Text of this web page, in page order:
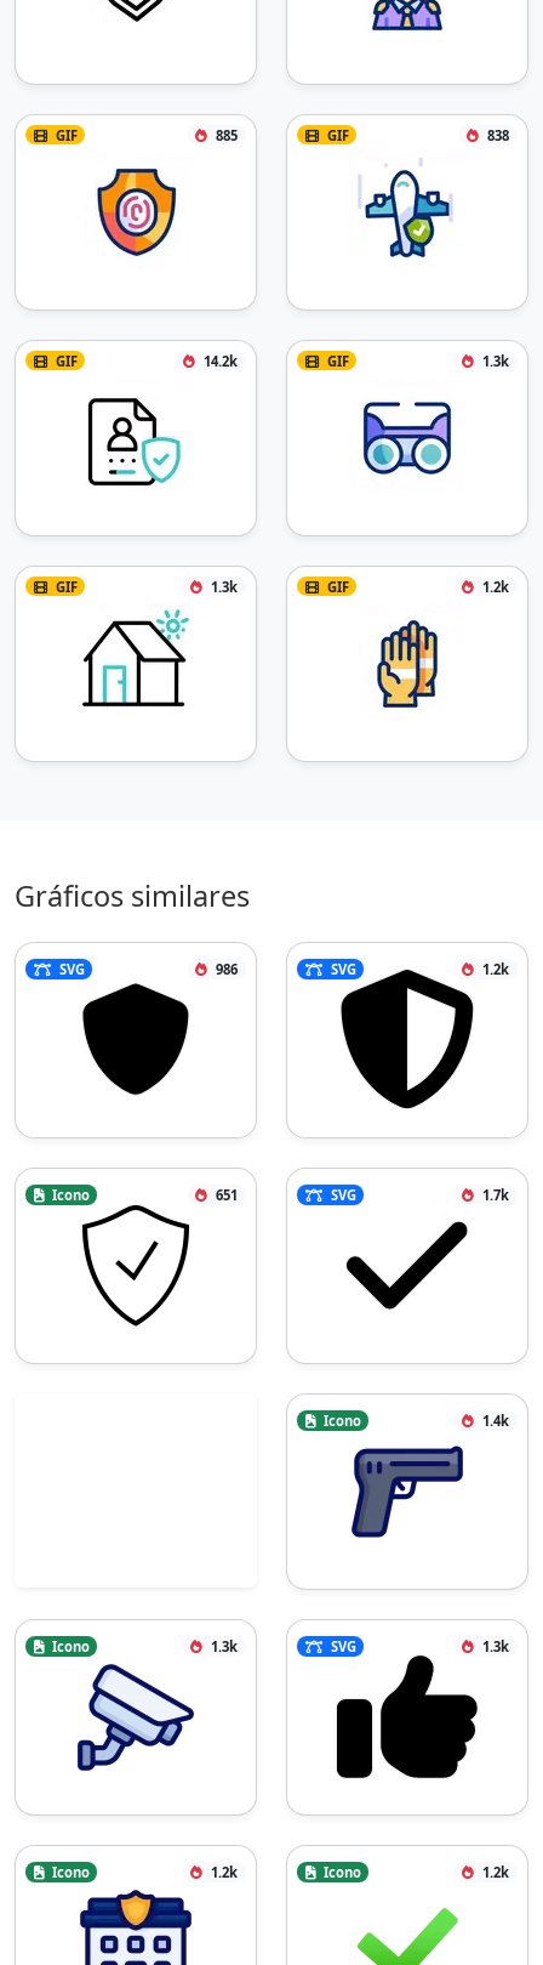
GIF 885 GIF 838
GIF 14.2k GIF 1.3k
GIF 1.3k GIF 1.2k
Gráficos similares
SVG 986 SVG 1.2k
Icono 651 SVG 1.7k
Icono 1.4k
Icono 1.3k SVG 1.3k
Icono 1.2k Icono 1.2k